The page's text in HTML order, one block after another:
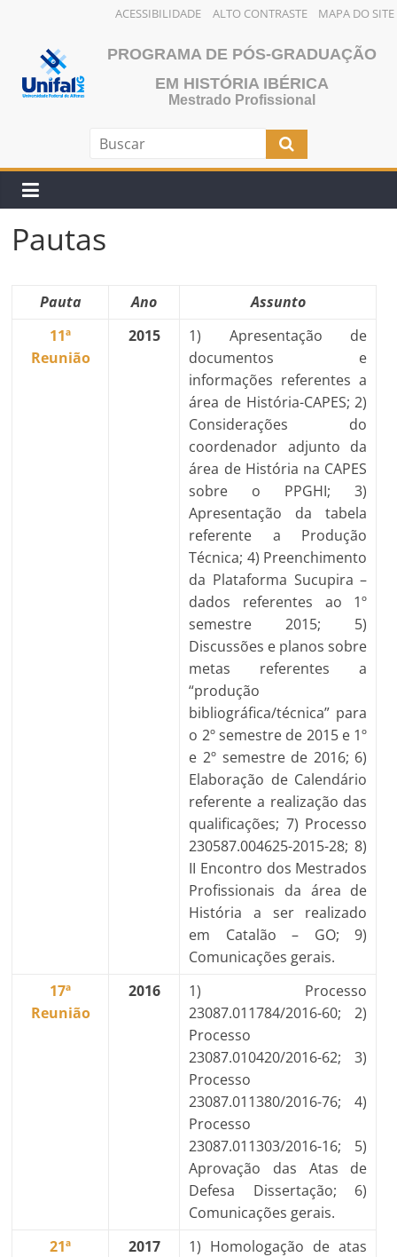
ACESSIBILIDADE ALTO CONTRASTE MAPA DO SITE
conteúdo
PROGRAMA DE PÓS-GRADUAÇÃO
EM HISTÓRIA IBÉRICA
Mestrado Profissional
Pautas
Pauta Ano
Assunto
11ª
Reunião
2015
1) Apresentação de
documentos e
informações referentes a
área de História-CAPES; 2)
Considerações do
coordenador adjunto da
área de História na CAPES
sobre o PPGHI; 3)
Apresentação da tabela
referente a Produção
Técnica; 4) Preenchimento
da Plataforma Sucupira –
dados referentes ao 1º
semestre 2015; 5)
Discussões e planos sobre
metas referentes a
“produção
bibliográfica/técnica” para
o 2º semestre de 2015 e 1º
e 2º semestre de 2016; 6)
Elaboração de Calendário
referente a realização das
qualificações; 7) Processo
230587.004625-2015-28; 8)
II Encontro dos Mestrados
Profissionais da área de
História a ser realizado
em Catalão – GO; 9)
Comunicações gerais.
17ª
Reunião
2016
1) Processo
23087.011784/2016-60; 2)
Processo
23087.010420/2016-62; 3)
Processo
23087.011380/2016-76; 4)
Processo
23087.011303/2016-16; 5)
Aprovação das Atas de
Defesa Dissertação; 6)
Comunicações gerais.
21ª
2017
1) Homologação de atas